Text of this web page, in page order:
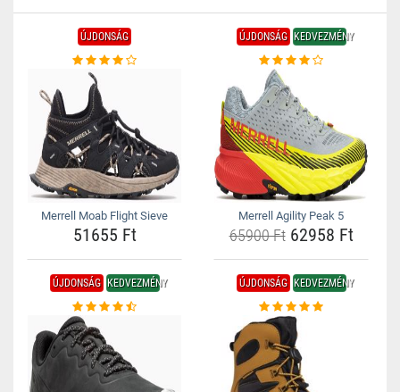
ÚJDONSÁG
Merrell Moab Flight Sieve
51655 Ft
ÚJDONSÁG KEDVEZMÉNY
Merrell Agility Peak 5
65900 Ft62958 Ft
ÚJDONSÁG KEDVEZMÉNY ÚJDONSÁG KEDVEZMÉNY